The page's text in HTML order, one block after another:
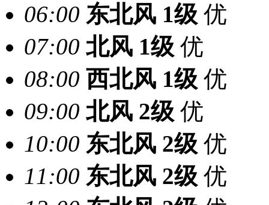
06:00 东北风 1级 优
07:00 北风 1级 优
08:00 西北风 1级 优
09:00 北风 2级 优
10:00 东北风 2级 优
11:00 东北风 2级 优